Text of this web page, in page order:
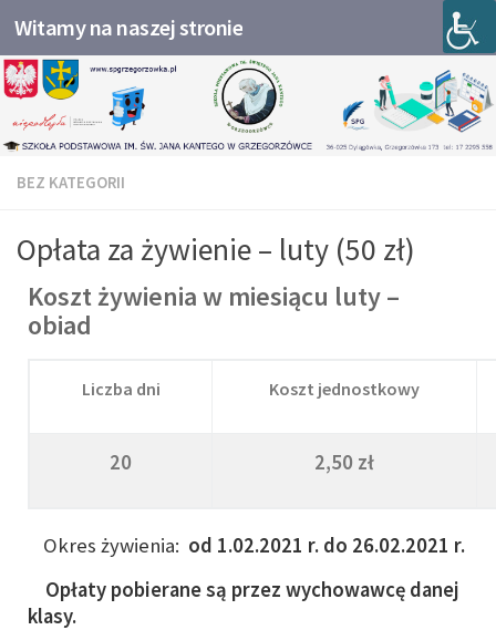
Przejdź do treści
Witamy na naszej stronie
BEZ KATEGORII
Opłata za żywienie – luty (50 zł)
Koszt żywienia w miesiącu luty –
obiad
Liczba dni Koszt jednostkowy
20 2,50 zł
Okres żywienia: od 1.02.2021 r. do 26.02.2021 r.
Opłaty pobierane są przez wychowawcę danej
klasy.